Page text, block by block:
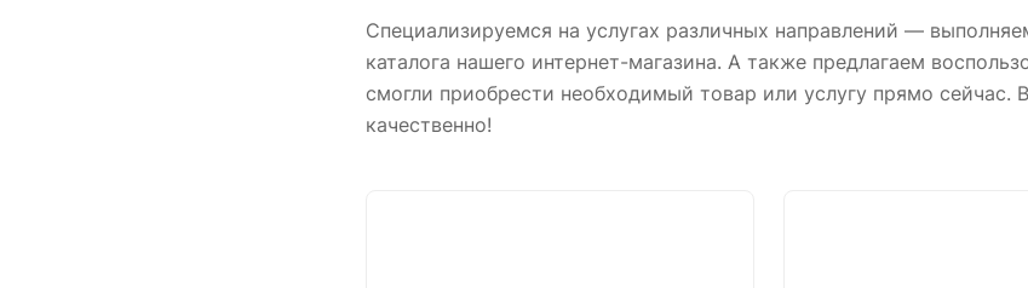
Специализируемся на услугах различных направлений —
каталога нашего интернет-магазина. А также предлагаем
смогли приобрести необходимый товар или услугу прямо сейчас.
качественно!